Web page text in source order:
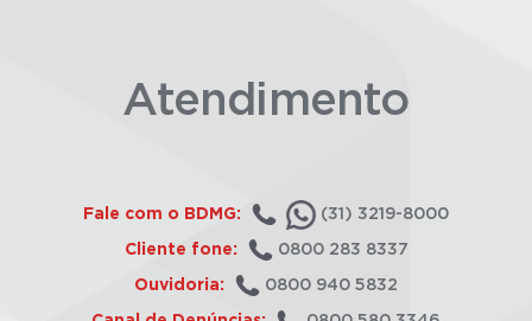
Atendimento
Fale com o BDMG: (31) 3219-8000
Cliente fone: 0800 283 8337
Ouvidoria: 0800 940 5832